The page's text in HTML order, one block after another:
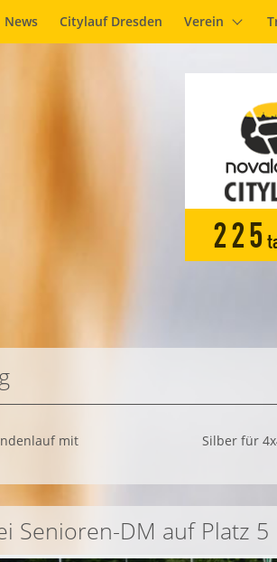
News Citylauf Dresden Verein
225
Silber für
mit
Senioren-DM auf Platz 5